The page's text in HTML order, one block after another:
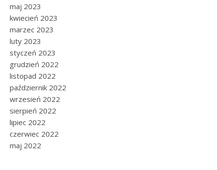
maj 2023
kwiecień 2023
marzec 2023
luty 2023
styczeń 2023
grudzień 2022
listopad 2022
październik 2022
wrzesień 2022
sierpień 2022
lipiec 2022
czerwiec 2022
maj 2022